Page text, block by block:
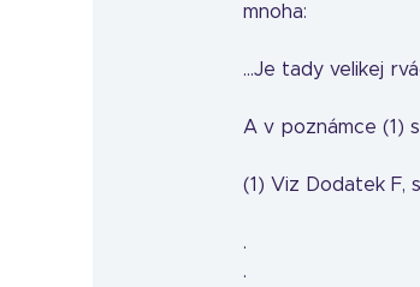
mnoha:
...Je tady velikej
A v poznámce (1)
(1) Viz Dodatek F,
.
.